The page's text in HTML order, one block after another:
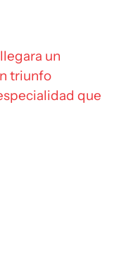
un
triunfo
que